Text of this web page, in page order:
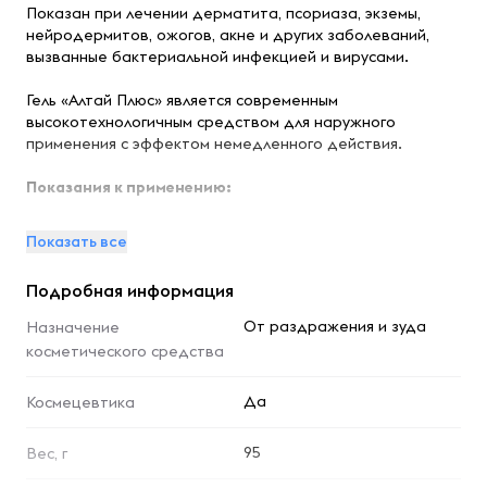
Показан при лечении дерматита, псориаза, экземы,
нейродермитов, ожогов, акне и других заболеваний,
вызванные бактериальной инфекцией и вирусами.
Гель «Алтай Плюс» является современным
высокотехнологичным средством для наружного
применения с эффектом немедленного действия.
Показания к применению:
способствует заживление ран, успокаивает
раздраженную кожу, уменьшает зуд;
- обладает антисептическим и бактерицидным
Показать все
Подробная информация
Назначение
косметического средства
От раздражения и зуда
Космецевтика Да
Вес, г 95